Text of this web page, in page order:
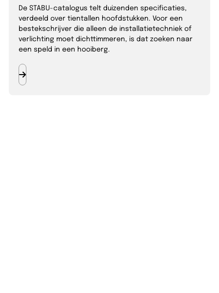
De STABU-catalogus telt duizenden specificaties,
verdeeld over tientallen hoofdstukken. Voor een
bestekschrijver die alleen de installatietechniek of
verlichting moet dichttimmeren, is dat zoeken naar
een speld in een hooiberg.